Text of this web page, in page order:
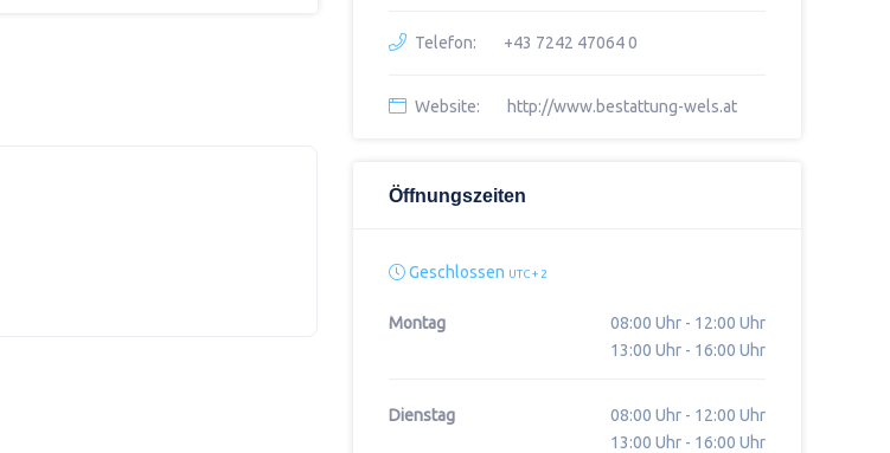
Telefon: +43 7242 47064 0
Website: http://www.bestattung-wels.at
Öffnungszeiten
Geschlossen UTC + 2
Montag
08:00 Uhr - 12:00 Uhr
13:00 Uhr - 16:00 Uhr
Dienstag
08:00 Uhr - 12:00 Uhr
13:00 Uhr - 16:00 Uhr